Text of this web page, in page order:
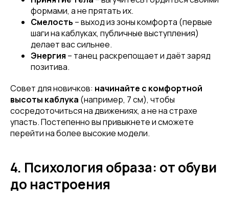
формами, а не прятать их.
Смелость – выход из зоны комфорта (первые
шаги на каблуках, публичные выступления)
делает вас сильнее.
Энергия – танец раскрепощает и даёт заряд
позитива.
Совет для новичков: начинайте с комфортной
высоты каблука (например, 7 см), чтобы
сосредоточиться на движениях, а не на страхе
упасть. Постепенно вы привыкнете и сможете
перейти на более высокие модели.
4. Психология образа: от обуви
до настроения